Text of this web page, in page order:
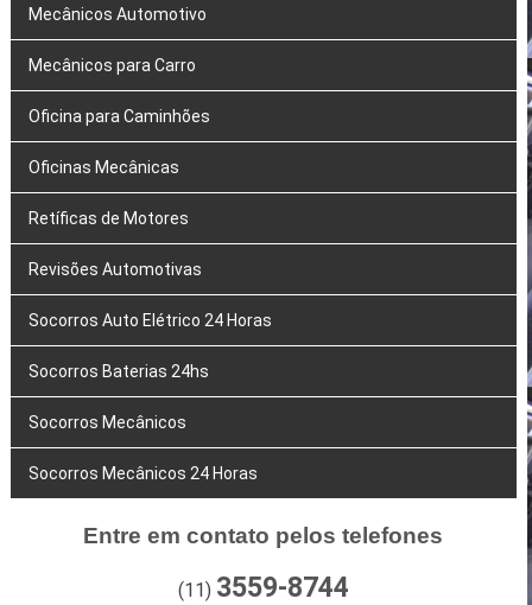
Mecânicos Automotivo
Mecânicos para Carro
Oficina para Caminhões
Oficinas Mecânicas
Retíficas de Motores
Revisões Automotivas
Socorros Auto Elétrico 24 Horas
Socorros Baterias 24hs
Socorros Mecânicos
Socorros Mecânicos 24 Horas
Entre em contato pelos telefones
(11) 3559-8744